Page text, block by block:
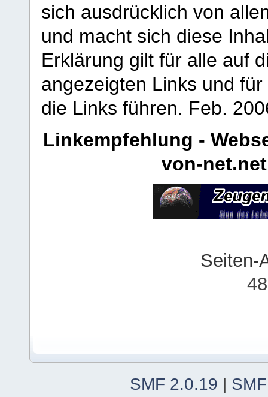
sich ausdrücklich von
und macht sich diese
Erklärung gilt für alle auf
angezeigten Links und
die Links führen. Feb.
Linkempfehlung -
von-net.net
Seiten-
SMF 2.0.19 |